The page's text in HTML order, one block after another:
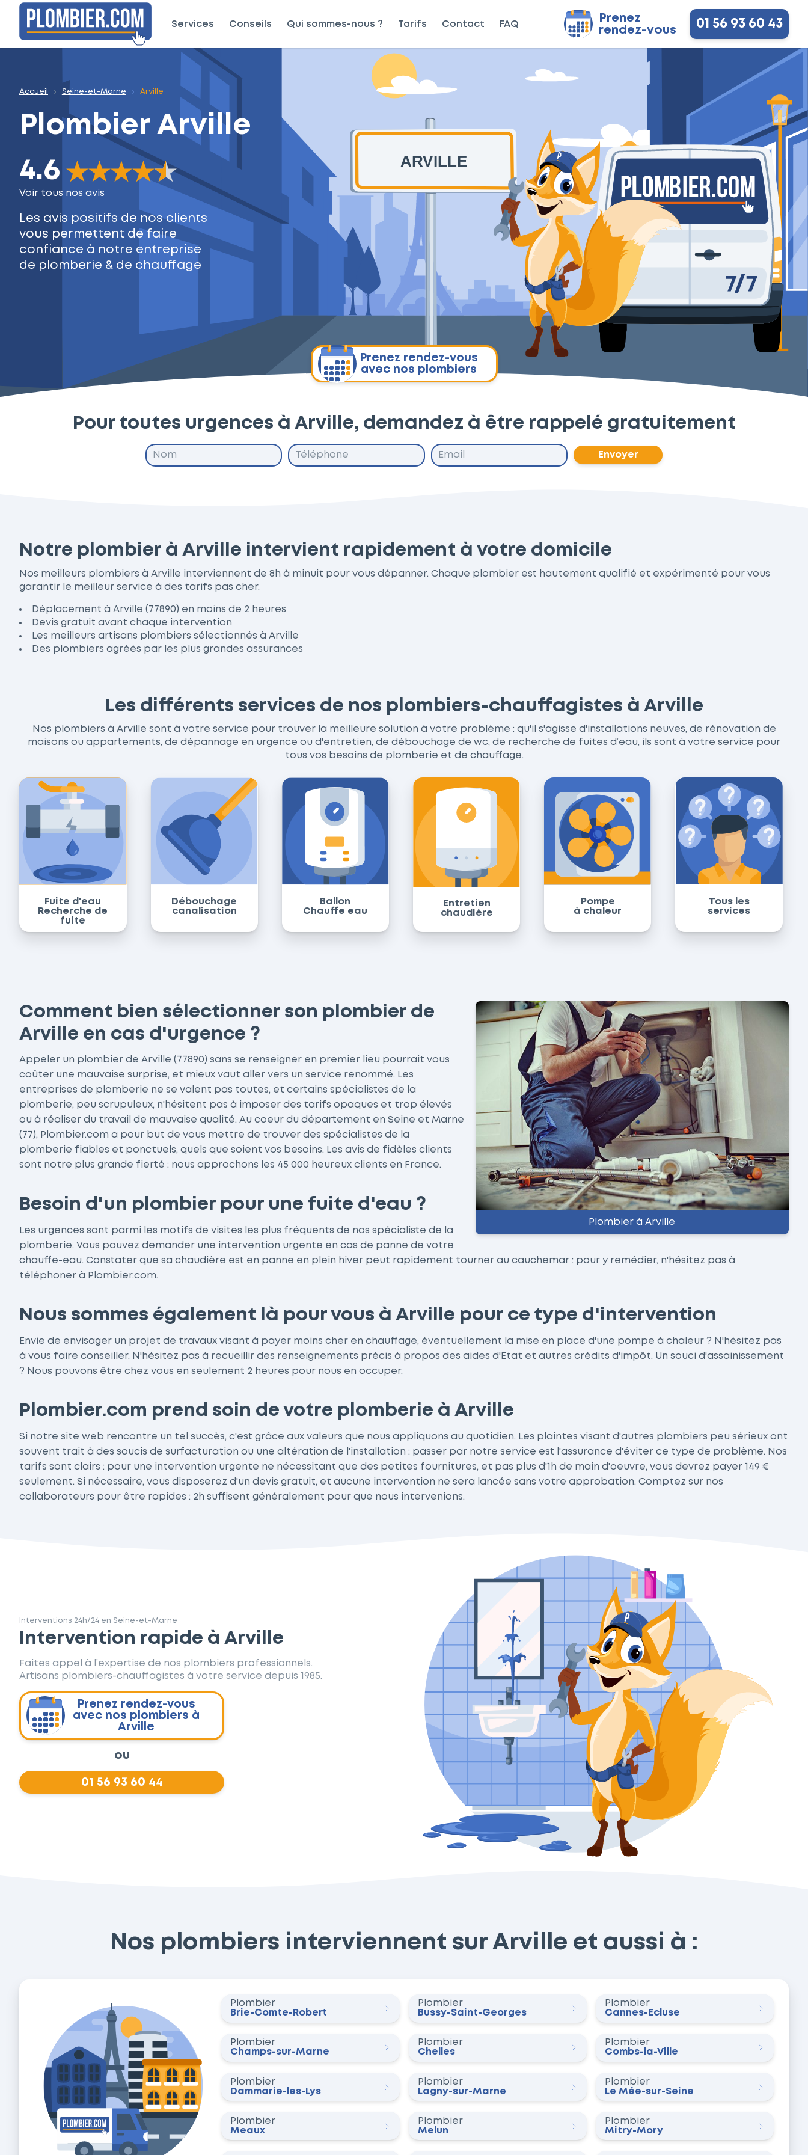
Services Conseils Qui sommes-nous ? Tarifs Contact FAQ
Prenez
rendez-vous
01 56 93 60 43
Accueil Seine-et-Marne Arville
Plombier Arville
4.6
The rating of this product is out of 5
Voir tous nos avis
Les avis positifs de nos clients
vous permettent de faire
confiance à notre entreprise
de plomberie & de chauffage
Prenez rendez-vous
avec nos plombiers
ARVILLE
Pour toutes urgences à Arville, demandez à être rappelé gratuitement
Envoyer
Notre plombier à Arville intervient rapidement à votre domicile
Nos meilleurs plombiers à Arville interviennent de 8h à minuit pour vous dépanner. Chaque plombier est hautement qualifié et expérimenté pour vous
garantir le meilleur service à des tarifs pas cher.
Déplacement à Arville (77890) en moins de 2 heures
Devis gratuit avant chaque intervention
Les meilleurs artisans plombiers sélectionnés à Arville
Des plombiers agréés par les plus grandes assurances
Les différents services de nos plombiers-chauffagistes à Arville
Nos plombiers à Arville sont à votre service pour trouver la meilleure solution à votre problème : qu'il s'agisse d'installations neuves, de rénovation de
maisons ou appartements, de dépannage en urgence ou d'entretien, de débouchage de wc, de recherche de fuites d’eau, ils sont à votre service pour
tous vos besoins de plomberie et de chauffage.
Fuite d'eau
Recherche de
fuite
Débouchage
canalisation
Ballon
Chauffe eau
Entretien
chaudière
Pompe
à chaleur
Tous les
services
Plombier à Arville
Comment bien sélectionner son plombier de
Arville en cas d'urgence ?
Appeler un plombier de Arville (77890) sans se renseigner en premier lieu pourrait vous
coûter une mauvaise surprise, et mieux vaut aller vers un service renommé. Les
entreprises de plomberie ne se valent pas toutes, et certains spécialistes de la
plomberie, peu scrupuleux, n'hésitent pas à imposer des tarifs opaques et trop élevés
ou à réaliser du travail de mauvaise qualité. Au coeur du département en Seine et Marne
(77), Plombier.com a pour but de vous mettre de trouver des spécialistes de la
plomberie fiables et ponctuels, quels que soient vos besoins. Les avis de fidèles clients
sont notre plus grande fierté : nous approchons les 45 000 heureux clients en France.
Besoin d'un plombier pour une fuite d'eau ?
Les urgences sont parmi les motifs de visites les plus fréquents de nos spécialiste de la
plomberie. Vous pouvez demander une intervention urgente en cas de panne de votre
chauffe-eau. Constater que sa chaudière est en panne en plein hiver peut rapidement tourner au cauchemar : pour y remédier, n'hésitez pas à
téléphoner à Plombier.com.
Nous sommes également là pour vous à Arville pour ce type d'intervention
Envie de envisager un projet de travaux visant à payer moins cher en chauffage, éventuellement la mise en place d'une pompe à chaleur ? N'hésitez pas
à vous faire conseiller. N'hésitez pas à recueillir des renseignements précis à propos des aides d'Etat et autres crédits d'impôt. Un souci d'assainissement
? Nous pouvons être chez vous en seulement 2 heures pour nous en occuper.
Plombier.com prend soin de votre plomberie à Arville
Si notre site web rencontre un tel succès, c'est grâce aux valeurs que nous appliquons au quotidien. Les plaintes visant d'autres plombiers peu sérieux ont
souvent trait à des soucis de surfacturation ou une altération de l'installation : passer par notre service est l'assurance d'éviter ce type de problème. Nos
tarifs sont clairs : pour une intervention urgente ne nécessitant que des petites fournitures, et pas plus d'1h de main d'oeuvre, vous devrez payer 149 €
seulement. Si nécessaire, vous disposerez d'un devis gratuit, et aucune intervention ne sera lancée sans votre approbation. Comptez sur nos
collaborateurs pour être rapides : 2h suffisent généralement pour que nous intervenions.
Interventions 24h/24 en Seine-et-Marne
Intervention rapide à Arville
Faites appel à l’expertise de nos plombiers professionnels.
Artisans plombiers-chauffagistes à votre service depuis 1985.
Prenez rendez-vous
avec nos plombiers à
Arville
ou
01 56 93 60 44
Nos plombiers interviennent sur Arville et aussi à :
Plombier
Brie-Comte-Robert
Plombier
Bussy-Saint-Georges
Plombier
Cannes-Écluse
Plombier
Champs-sur-Marne
Plombier
Chelles
Plombier
Combs-la-Ville
Plombier
Dammarie-les-Lys
Plombier
Lagny-sur-Marne
Plombier
Le Mée-sur-Seine
Plombier
Meaux
Plombier
Melun
Plombier
Mitry-Mory